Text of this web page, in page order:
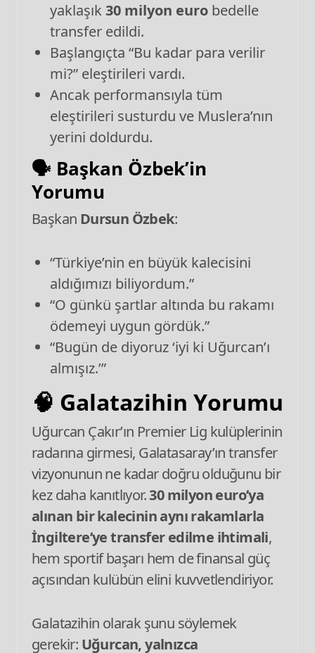
yaklaşık30 milyon eurobedelle
transfer edildi.
Başlangıçta “Bu kadar para verilir
mi?” eleştirileri vardı.
Ancak performansıyla tüm
eleştirileri susturdu ve Muslera’nın
yerini doldurdu.
🗣️ Başkan Özbek’in
Yorumu
Başkan Dursun Özbek:
“Türkiye’nin en büyük kalecisini
aldığımızı biliyordum.”
“O günkü şartlar altında bu rakamı
ödemeyi uygun gördük.”
“Bugün de diyoruz ‘iyi ki Uğurcan’ı
almışız.’”
🧠 Galatazihin Yorumu
Uğurcan Çakır’ın Premier Lig kulüplerinin
radarına girmesi, Galatasaray’ın transfer
vizyonunun ne kadar doğru olduğunu bir
kez daha kanıtlıyor.30 milyon euro’ya
alınan bir kalecinin aynı rakamlarla
İngiltere’ye transfer edilme ihtimali,
hem sportif başarı hem de finansal güç
açısından kulübün elini kuvvetlendiriyor.
Galatazihin olarak şunu söylemek
gerekir: Uğurcan, yalnızca